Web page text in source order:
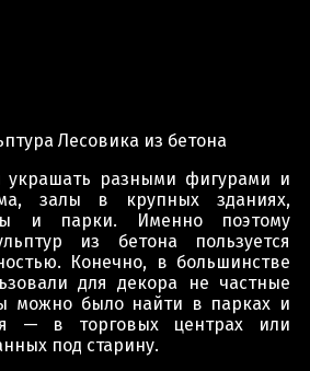
Лесовика из бетона
украшать разными фигурами и
залы в крупных зданиях,
и парки. Именно поэтому
из бетона пользуется
Конечно, в большинстве
для декора не частные
можно было найти в парках и
— в торговых центрах или
под старину.